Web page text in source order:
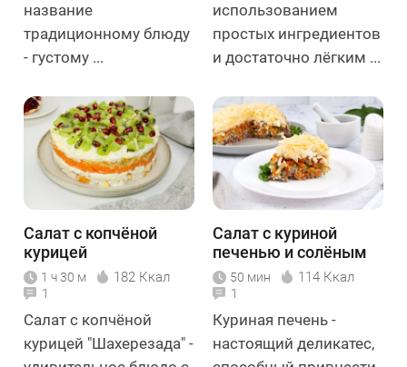
название
традиционному блюду
- густому ...
использованием
простых ингредиентов
и достаточно лёгким ...
Салат с копчёной
курицей
"Шахерезада"
1 ч 30 м 182 Ккал
1
Салат с копчёной
курицей "Шахерезада" -
Салат с куриной
печенью и солёным
огурцом
50 мин 114 Ккал
1
Куриная печень -
настоящий деликатес,